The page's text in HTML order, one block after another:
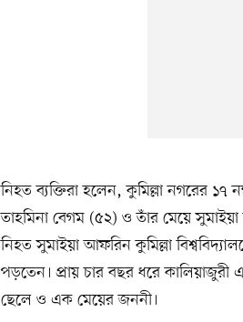
নিহত ব্যক্তিরা হলেন, কুমিল্লা নগরের ১৭
তাহমিনা বেগম (৫২) ও তাঁর মেয়ে
নিহত সুমাইয়া আফরিন কুমিল্লা
পড়তেন। প্রায় চার বছর ধরে কালিয়াজুরী
ছেলে ও এক মেয়ের জননী।